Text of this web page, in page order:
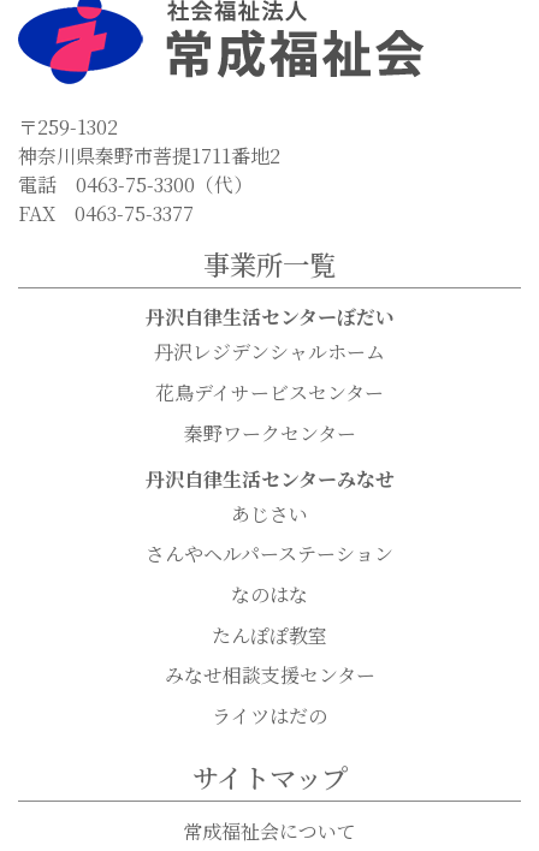
〒259-1302
神奈川県秦野市菩提1711番地2
電話 0463-75-3300（代）
FAX 0463-75-3377
事業所一覧
丹沢自律生活センターぼだい
丹沢レジデンシャルホーム
花鳥デイサービスセンター
秦野ワークセンター
丹沢自律生活センターみなせ
あじさい
さんやヘルパーステーション
なのはな
たんぽぽ教室
みなせ相談支援センター
ライツはだの
サイトマップ
常成福祉会について